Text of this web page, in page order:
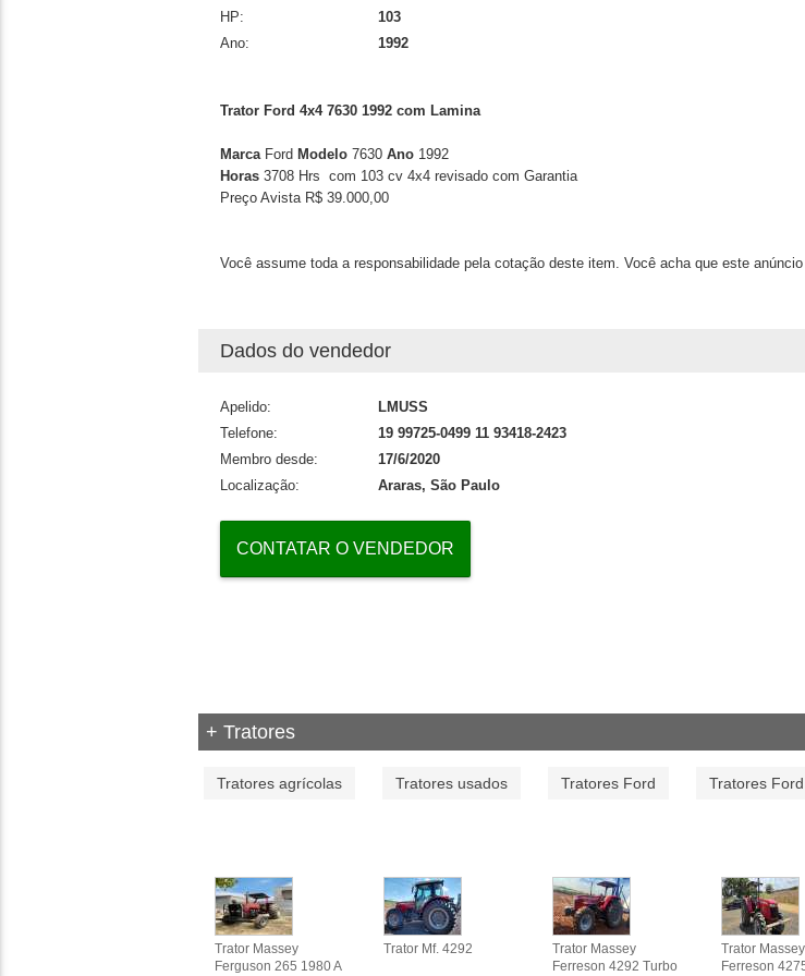
HP:
103
Ano:
1992
Trator Ford 4x4 7630 1992 com Lamina
Marca Ford Modelo 7630 Ano 1992
Horas 3708 Hrs com 103 cv 4x4 revisado com Garantia
Preço Avista R$ 39.000,00
Você assume toda a responsabilidade pela cotação deste item. Você acha que este
Dados do vendedor
Apelido:
LMUSS
Telefone:
19 99725-0499 11 93418-2423
Membro desde:
17/6/2020
Localização:
Araras, São Paulo
CONTATAR O VENDEDOR
+ Tratores
Tratores agrícolas Tratores usados Tratores Ford Tratores
Trator Massey
Ferguson 265 1980 A
Trator Mf. 4292
Trator Massey
Ferreson 4292 Turbo
Trator Massey
Ferreson